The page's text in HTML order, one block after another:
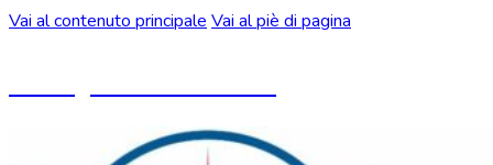
Vai al contenuto principale Vai al piè di pagina